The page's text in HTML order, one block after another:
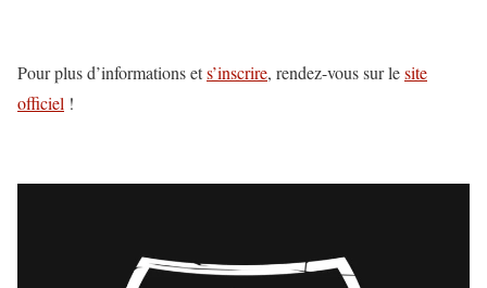
Pour plus d’informations ets’inscrire, rendez-vous sur lesite
officiel !